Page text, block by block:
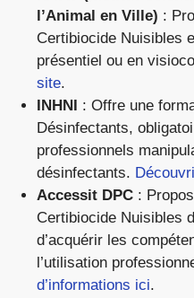
l’Animal en Ville) :
Certibiocide Nuisibles
présentiel ou en
site.
INHNI : Offre une
Désinfectants,
professionnels
désinfectants.
Accessit DPC :
Certibiocide Nuisibles
d’acquérir les
l’utilisation
d’informations ici.